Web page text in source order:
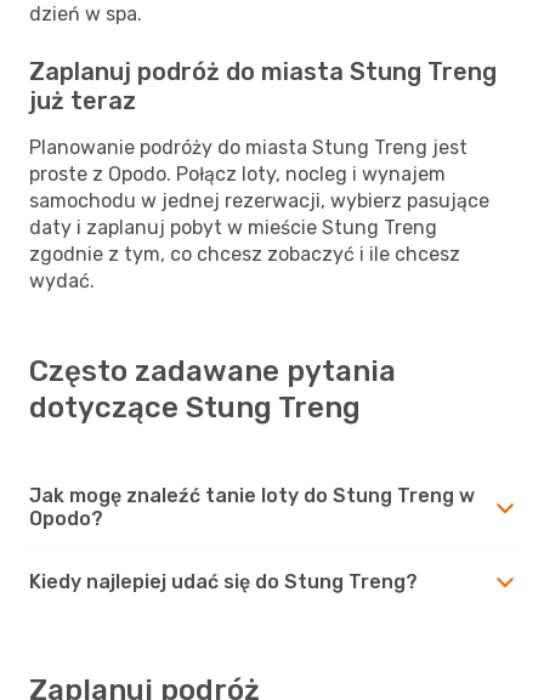
dzień w spa.
Zaplanuj podróż do miasta Stung Treng
już teraz
Planowanie podróży do miasta Stung Treng jest
proste z Opodo. Połącz loty, nocleg i wynajem
samochodu w jednej rezerwacji, wybierz pasujące
daty i zaplanuj pobyt w mieście Stung Treng
zgodnie z tym, co chcesz zobaczyć i ile chcesz
wydać.
Często zadawane pytania
dotyczące Stung Treng
Jak mogę znaleźć tanie loty do Stung Treng w
Opodo?
Kiedy najlepiej udać się do Stung Treng?
Zaplanuj podróż